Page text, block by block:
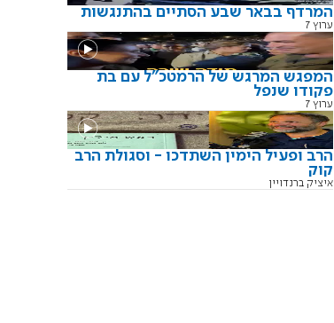
המרדף בבאר שבע הסתיים בהתנגשות
ערוץ 7
המפגש המרגש של הרמטכ"ל עם בת
פקודו שנפל
ערוץ 7
הרב ופעיל הימין השתדכו - וסגולת הרב
קוק
איציק ברנדויין